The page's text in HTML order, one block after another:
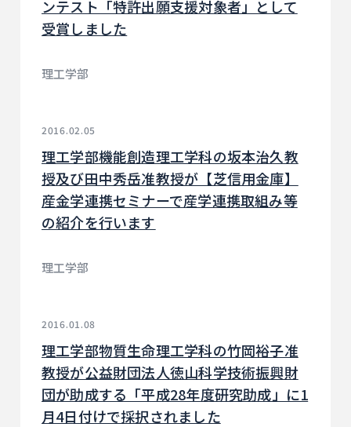
ンテスト「特許出願支援対象者」として
受賞しました
理工学部
2016.02.05
理工学部機能創造理工学科の坂本治久教
授及び田中秀岳准教授が【芝信用金庫】
産金学連携セミナーで産学連携取組み等
の紹介を行います
理工学部
2016.01.08
理工学部物質生命理工学科の竹岡裕子准
教授が公益財団法人徳山科学技術振興財
団が助成する「平成28年度研究助成」に1
月4日付けで採択されました